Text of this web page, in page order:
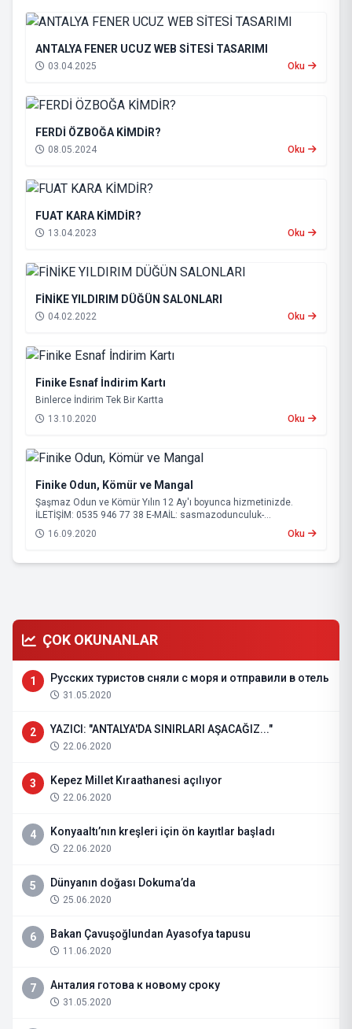
ANTALYA FENER UCUZ WEB SİTESİ TASARIMI
03.04.2025 Oku
FERDİ ÖZBOĞA KİMDİR?
08.05.2024 Oku
FUAT KARA KİMDİR?
13.04.2023 Oku
FİNİKE YILDIRIM DÜĞÜN SALONLARI
04.02.2022 Oku
Finike Esnaf İndirim Kartı
Binlerce İndirim Tek Bir Kartta
13.10.2020
Oku
Finike Odun, Kömür ve Mangal
Şaşmaz Odun ve Kömür Yılın 12 Ay'ı boyunca hizmetinizde.
İLETİŞİM: 0535 946 77 38 E-MAİL: sasmazodunculuk-
serik@hotmail.com
16.09.2020 Oku
ÇOK OKUNANLAR
1 Русских туристов сняли с моря и отправили в отель
31.05.2020
2 YAZICI: "ANTALYA'DA SINIRLARI AŞACAĞIZ..."
22.06.2020
3 Kepez Millet Kıraathanesi açılıyor
22.06.2020
4 Konyaaltı’nın kreşleri için ön kayıtlar başladı
22.06.2020
5 Dünyanın doğası Dokuma’da
25.06.2020
6 Bakan Çavuşoğlundan Ayasofya tapusu
11.06.2020
7 Анталия готова к новому сроку
31.05.2020